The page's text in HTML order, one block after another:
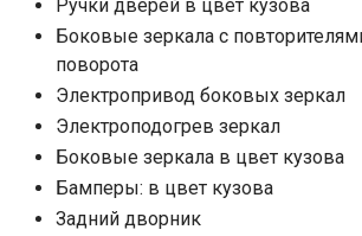
Ручки дверей в цвет кузова
Боковые зеркала с
поворота
Электропривод боковых зеркал
Электроподогрев зеркал
Боковые зеркала в цвет кузова
Бамперы: в цвет кузова
Задний дворник